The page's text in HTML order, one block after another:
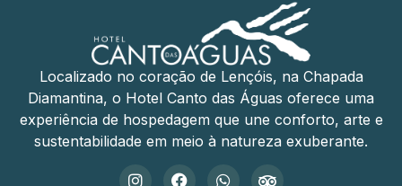
Localizado no coração de Lençóis, na Chapada
Diamantina, o Hotel Canto das Águas oferece uma
experiência de hospedagem que une conforto, arte e
sustentabilidade em meio à natureza exuberante.